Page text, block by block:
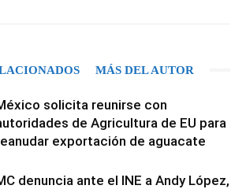
MÁS DEL AUTOR
solicita reunirse con
de Agricultura de EU para
exportación de aguacate
denuncia ante el INE a Andy López,